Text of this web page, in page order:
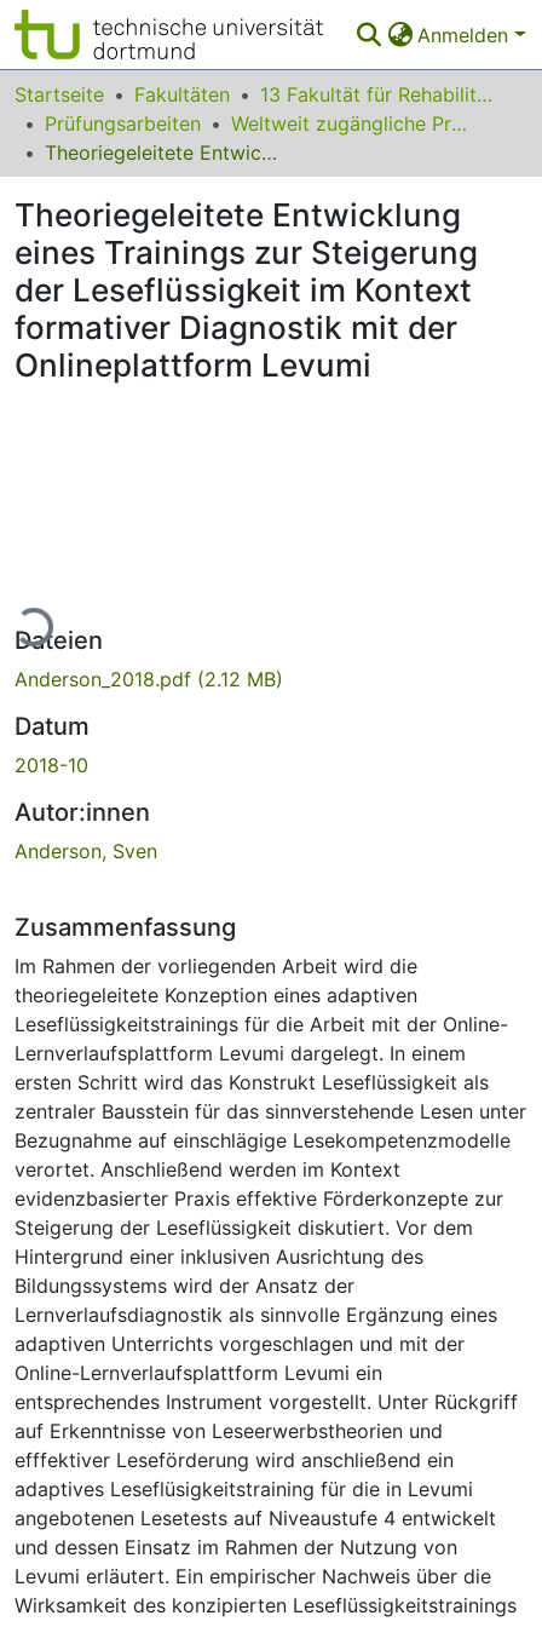
Anmelden
Bereiche & Sammlungen
Das gesamte Repositorium
FAQ
Leitlinien
Zurück zur Startseite
Startseite Fakultäten
13 Fakultät für Rehabilitationswissenschaften
Prüfungsarbeiten
Weltweit zugängliche Prüfungsarbeiten
Theoriegeleitete Entwicklung eines Trainings zur Steigerung der Leseflüssigkeit im Kontext formativer Diagnostik mit der Onlineplattform Levumi
Theoriegeleitete Entwicklung
eines Trainings zur Steigerung
der Leseflüssigkeit im Kontext
formativer Diagnostik mit der
Onlineplattform Levumi
Lade...
Dateien
Anderson_2018.pdf (2.12 MB)
Datum
2018-10
Autor:innen
Anderson, Sven
Zusammenfassung
Im Rahmen der vorliegenden Arbeit wird die
theoriegeleitete Konzeption eines adaptiven
Leseflüssigkeitstrainings für die Arbeit mit der Online-
Lernverlaufsplattform Levumi dargelegt. In einem
ersten Schritt wird das Konstrukt Leseflüssigkeit als
zentraler Bausstein für das sinnverstehende Lesen unter
Bezugnahme auf einschlägige Lesekompetenzmodelle
verortet. Anschließend werden im Kontext
evidenzbasierter Praxis effektive Förderkonzepte zur
Steigerung der Leseflüssigkeit diskutiert. Vor dem
Hintergrund einer inklusiven Ausrichtung des
Bildungssystems wird der Ansatz der
Lernverlaufsdiagnostik als sinnvolle Ergänzung eines
adaptiven Unterrichts vorgeschlagen und mit der
Online-Lernverlaufsplattform Levumi ein
entsprechendes Instrument vorgestellt. Unter Rückgriff
auf Erkenntnisse von Leseerwerbstheorien und
efffektiver Leseförderung wird anschließend ein
adaptives Leseflüsigkeitstraining für die in Levumi
angebotenen Lesetests auf Niveaustufe 4 entwickelt
und dessen Einsatz im Rahmen der Nutzung von
Levumi erläutert. Ein empirischer Nachweis über die
Wirksamkeit des konzipierten Leseflüssigkeitstrainings